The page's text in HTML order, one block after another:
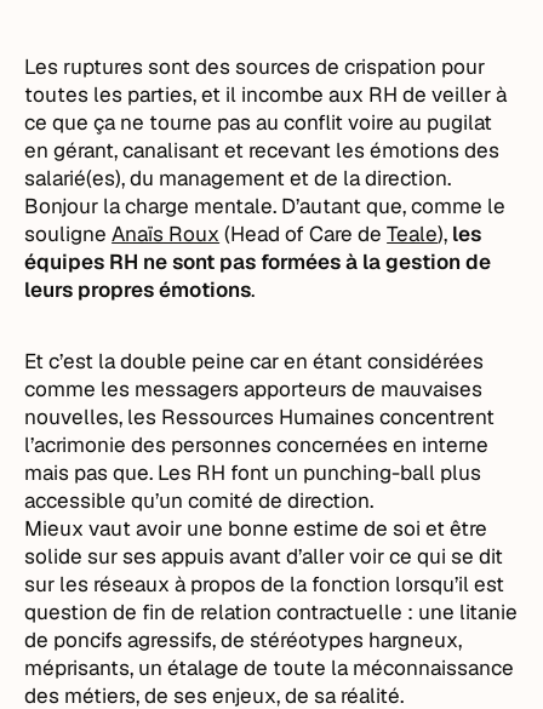
Les ruptures sont des sources de crispation pour
toutes les parties, et il incombe aux RH de veiller à
ce que ça ne tourne pas au conflit voire au pugilat
en gérant, canalisant et recevant les émotions des
salarié(es), du management et de la direction.
Bonjour la charge mentale. D’autant que, comme le
souligneAnaïs Roux (Head of Care deTeale), les
équipes RH ne sont pas formées à la gestion de
leurs propres émotions.
Et c’est la double peine car en étant considérées
comme les messagers apporteurs de mauvaises
nouvelles, les Ressources Humaines concentrent
l’acrimonie des personnes concernées en interne
mais pas que. Les RH font un punching-ball plus
accessible qu’un comité de direction.
Mieux vaut avoir une bonne estime de soi et être
solide sur ses appuis avant d’aller voir ce qui se dit
sur les réseaux à propos de la fonction lorsqu’il est
question de fin de relation contractuelle : une litanie
de poncifs agressifs, de stéréotypes hargneux,
méprisants, un étalage de toute la méconnaissance
des métiers, de ses enjeux, de sa réalité.